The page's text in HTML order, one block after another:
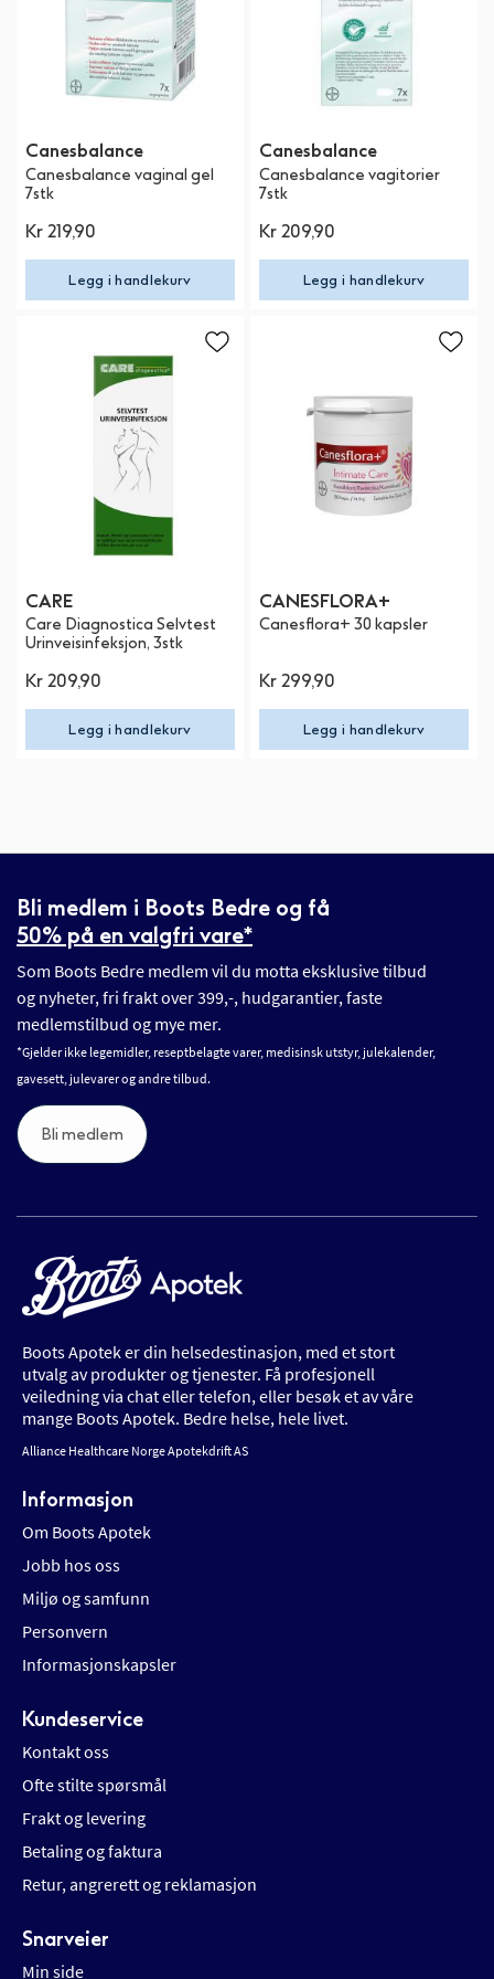
Canesbalance
Canesbalance vaginal gel
7stk
Kr 219,90
Legg i handlekurv
Canesbalance
Canesbalance vagitorier
7stk
Kr 209,90
Legg i handlekurv
CARE
Care Diagnostica Selvtest
Urinveisinfeksjon, 3stk
Kr 209,90
Legg i handlekurv
CANESFLORA+
Canesflora+ 30 kapsler
Kr 299,90
Legg i handlekurv
Bli medlem i Boots Bedre og få
50% på en valgfri vare*
Som Boots Bedre medlem vil du motta eksklusive tilbud
og nyheter, fri frakt over 399,-, hudgarantier, faste
medlemstilbud og mye mer.
*Gjelder ikke legemidler, reseptbelagte varer, medisinsk utstyr, julekalender,
gavesett, julevarer og andre tilbud.
Bli medlem
Boots Apotek er din helsedestinasjon, med et stort
utvalg av produkter og tjenester. Få profesjonell
veiledning via chat eller telefon, eller besøk et av våre
mange Boots Apotek. Bedre helse, hele livet.
Alliance Healthcare Norge Apotekdrift AS
Informasjon
Om Boots Apotek
Jobb hos oss
Miljø og samfunn
Personvern
Informasjonskapsler
Kundeservice
Kontakt oss
Ofte stilte spørsmål
Frakt og levering
Betaling og faktura
Retur, angrerett og reklamasjon
Snarveier
Min side